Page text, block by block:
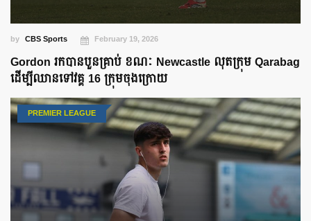
by CBS Sports February 19, 2026
Gordon រកបានបួនគ្រាប់ ខណៈ Newcastle លុតក្រុម Qarabag
ដើម្បីឈានទៅវគ្គ 16 ក្រុមចុងក្រោយ
PREMIER LEAGUE